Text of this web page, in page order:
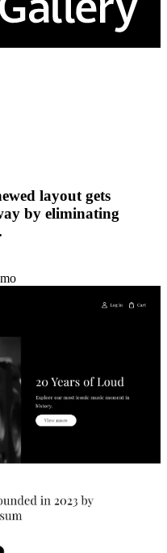
layout gets
by eliminating